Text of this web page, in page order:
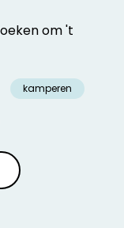
om 't
kamperen